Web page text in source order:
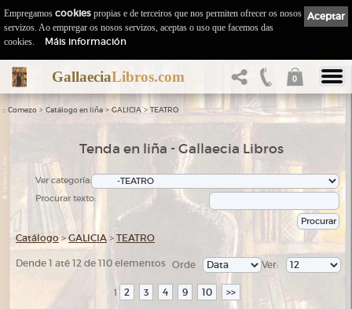
GallaeciaLibros.com 0
:: Comezo > Catálogo en liña > GALICIA> TEATRO
Tenda en liña - Gallaecia Libros
Ver categoría:
Procurar texto:
Catálogo >GALICIA > TEATRO
Dende 1 até 12 de 110 elementos Ver:
Orde
1 2 3 4 9 10 >>
Aceptar
Empregamos cookies propias e de terceiros que nos permiten ofrecer os nosos
servizos. Ao empregar os nosos servizos, aceptas o uso que facemos das
cookies.
Máis información